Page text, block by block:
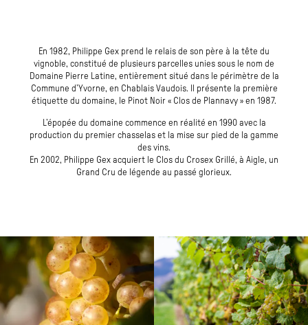
En 1982, Philippe Gex prend le relais de son père à la tête du
vignoble, constitué de plusieurs parcelles unies sous le nom de
Domaine Pierre Latine, entièrement situé dans le périmètre de la
Commune d’Yvorne, en Chablais Vaudois. Il présente la première
étiquette du domaine, le Pinot Noir « Clos de Plannavy » en 1987.
L’épopée du domaine commence en réalité en 1990 avec la
production du premier chasselas et la mise sur pied de la gamme
des vins.
En 2002, Philippe Gex acquiert le Clos du Crosex Grillé, à Aigle, un
Grand Cru de légende au passé glorieux.